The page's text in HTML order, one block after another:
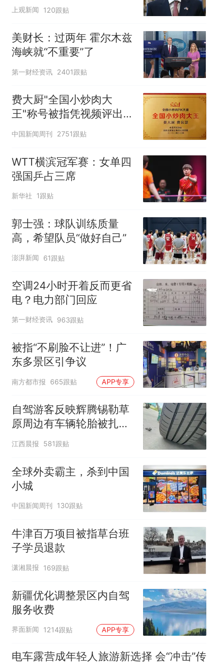
寻味
上观新闻 120跟贴
美财长：过两年 霍尔木兹
海峡就“不重要”了
第一财经资讯 2401跟贴
费大厨"全国小炒肉大
王"称号被指凭视频评出
官方回应
中国新闻周刊 2751跟贴
WTT横滨冠军赛：女单四
强国乒占三席
新华社 1跟贴
郭士强：球队训练质量
高，希望队员“做好自己”
澎湃新闻 61跟贴
空调24小时开着反而更省
电？电力部门回应
第一财经资讯 963跟贴
被指“不刷脸不让进”！广
东多景区引争议
南方都市报 665跟贴 APP专享
自驾游客反映辉腾锡勒草
原周边有车辆轮胎被扎，
修理店铺换胎价格高达千
江西晨报 581跟贴
全球外卖霸主，杀到中国
小城
中国新闻周刊 130跟贴
牛津百万项目被指草台班
子学员退款
潇湘晨报 169跟贴
新疆优化调整景区内自驾
服务收费
界面新闻 1214跟贴 APP专享
电车露营成年轻人旅游新选择 会“冲击”传